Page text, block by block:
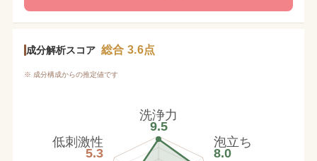
成分解析スコア 総合 3.6点
※ 成分構成からの推定値です
洗浄力
9.5
泡立ち
8.0
低刺激性
5.3